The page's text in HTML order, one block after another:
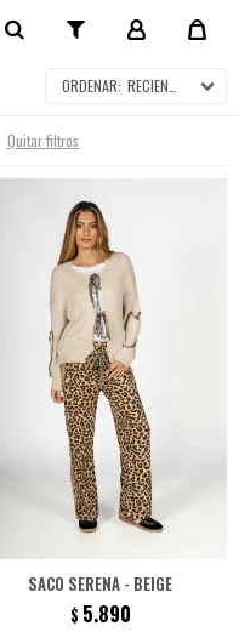
RECIENTES
Quitar filtros
SACO SERENA - BEIGE
$ 5.890